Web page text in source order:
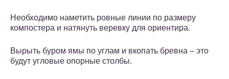
Необходимо наметить ровные линии по размеру
компостера и натянуть веревку для ориентира.
Вырыть буром ямы по углам и вкопать бревна – это
будут угловые опорные столбы.